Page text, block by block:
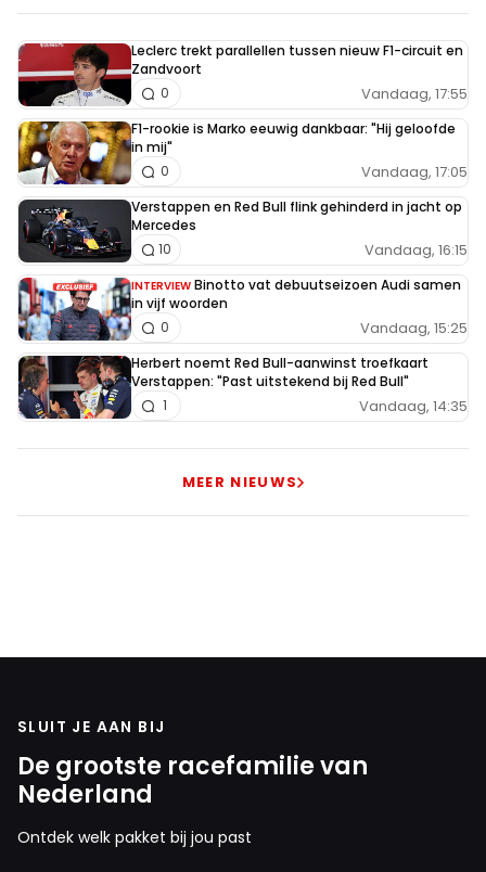
Leclerc trekt parallellen tussen nieuw F1-circuit en
Zandvoort
Vandaag, 17:55
0
F1-rookie is Marko eeuwig dankbaar: "Hij geloofde
in mij"
Vandaag, 17:05
0
Verstappen en Red Bull flink gehinderd in jacht op
Mercedes
Vandaag, 16:15
10
INTERVIEW Binotto vat debuutseizoen Audi samen
in vijf woorden
Vandaag, 15:25
0
Herbert noemt Red Bull-aanwinst troefkaart
Verstappen: "Past uitstekend bij Red Bull"
Vandaag, 14:35
1
MEER NIEUWS
SLUIT JE AAN BIJ
De grootste racefamilie van
Nederland
Ontdek welk pakket bij jou past